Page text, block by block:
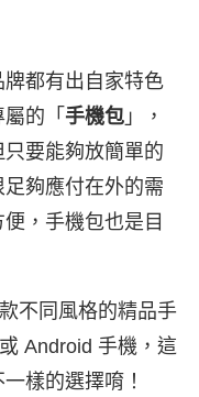
都有出自家特色
的「 手機包 」，
要能夠放簡單的
夠應付在外的需
，手機包也是目
不同風格的精品手
Android 手機，這
樣的選擇唷！